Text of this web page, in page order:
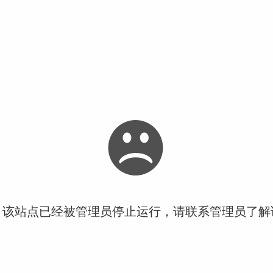
站点已经被管理员停止运行，请联系管理员了